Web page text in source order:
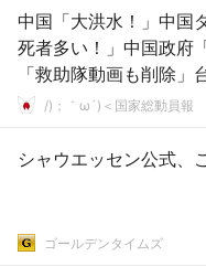
中国「大洪水！」中国
死者多い！」中国政府
「救助隊動画も削除
/)；｀ω´)＜国家総動員報
シャウエッセン公式、
ゴールデンタイムズ